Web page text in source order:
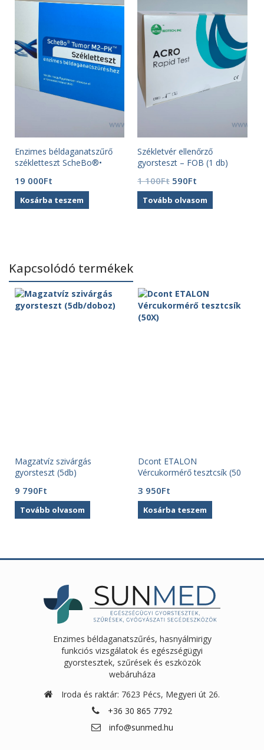
Enzimes béldaganatszűrő
székletteszt ScheBo®•
19 000Ft
Kosárba teszem
Székletvér ellenőrző
gyorsteszt – FOB (1 db)
1 100Ft Original
price
was:
590Ft
price
is:
Tovább olvasom
Kapcsolódó termékek
Magzatvíz szivárgás
gyorsteszt (5db)
9 790Ft
Tovább olvasom
Dcont ETALON
Vércukormérő tesztcsík (50
3 950Ft
Kosárba teszem
Enzimes béldaganatszűrés, hasnyálmirigy
funkciós vizsgálatok és egészségügyi
gyorstesztek, szűrések és eszközök
webáruháza
Iroda és raktár: 7623 Pécs, Megyeri út 26.
+36 30 865 7792
info@sunmed.hu